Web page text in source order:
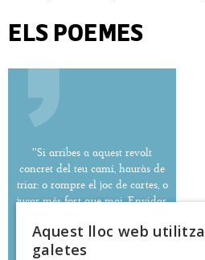
ELS POEMES
''Si arribes a aquest revolt
concret del teu camí, hauràs de
triar: o rompre el joc de cartes, o
jugar més fort que mai. Envidar,
Aquest lloc web utilitza
galetes